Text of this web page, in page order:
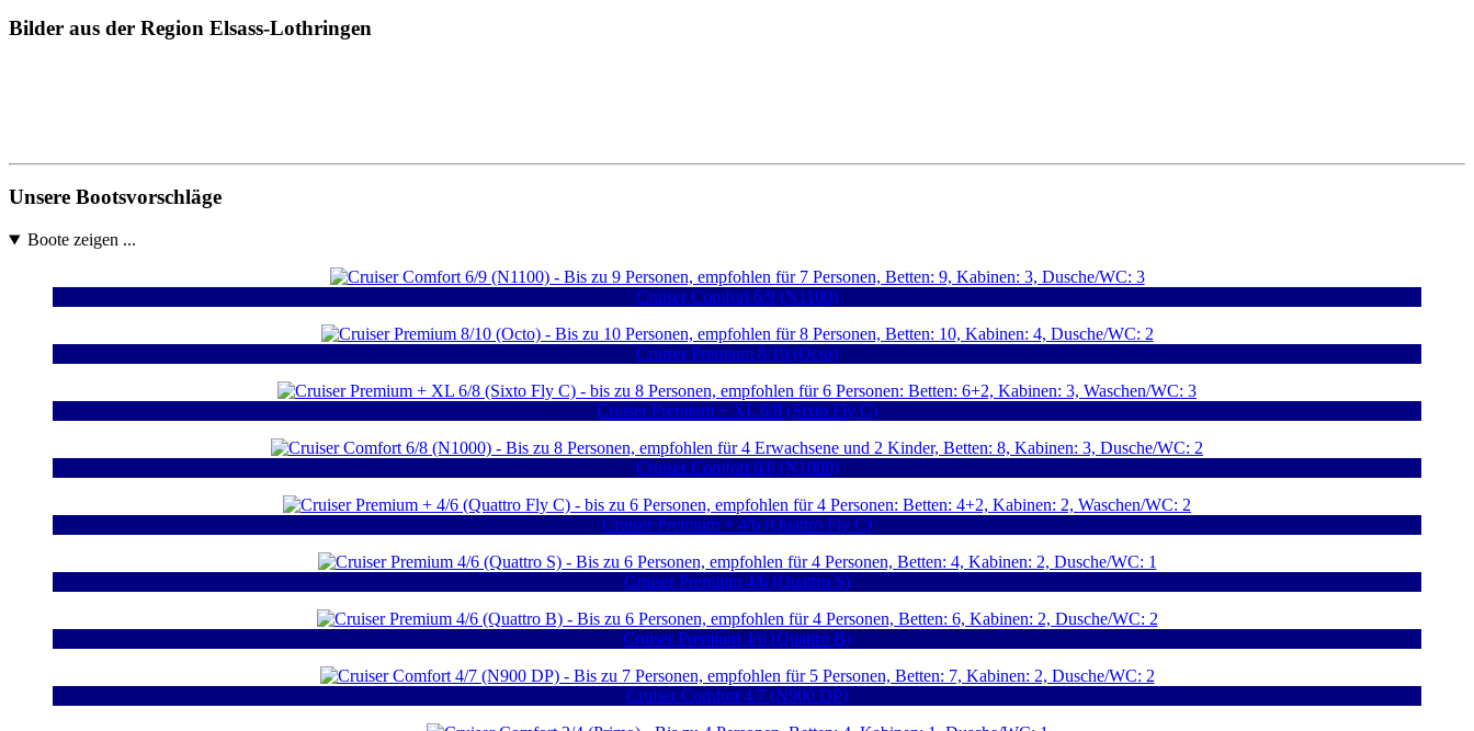
Bilder aus der Region Elsass-Lothringen
Unsere Bootsvorschläge
Boote zeigen ...
Cruiser Comfort 6/9 (N1100)
Cruiser Premium 8/10 (Octo)
Cruiser Premium + XL 6/8 (Sixto Fly C)
Cruiser Comfort 6/8 (N1000)
Cruiser Premium + 4/6 (Quattro Fly C)
Cruiser Premium 4/6 (Quattro S)
Cruiser Premium 4/6 (Quattro B)
Cruiser Comfort 4/7 (N900 DP)